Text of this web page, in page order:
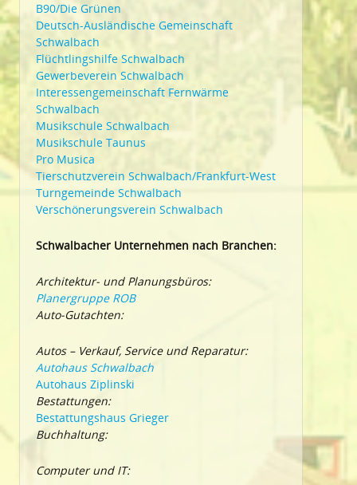
B90/Die Grünen
Deutsch-Ausländische Gemeinschaft
Schwalbach
Flüchtlingshilfe Schwalbach
Gewerbeverein Schwalbach
Interessengemeinschaft Fernwärme
Schwalbach
Musikschule Schwalbach
Musikschule Taunus
Pro Musica
Tierschutzverein Schwalbach/Frankfurt-West
Turngemeinde Schwalbach
Verschönerungsverein Schwalbach
Schwalbacher Unternehmen nach Branchen:
Architektur- und Planungsbüros:
Planergruppe ROB
Auto-Gutachten:
Autos – Verkauf, Service und Reparatur:
Autohaus Schwalbach
Autohaus Ziplinski
Bestattungen:
Bestattungshaus Grieger
Buchhaltung:
Computer und IT: